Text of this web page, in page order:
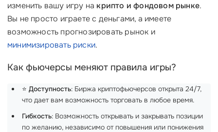
изменить вашу игру на крипто и фондовом рынке.
Вы не просто играете с деньгами, а имеете
возможность прогнозировать рынок и
минимизировать риски.
Как фьючерсы меняют правила игры?
⭐ Доступность: Биржа криптофьючерсов открыта 24/7,
что дает вам возможность торговать в любое время.
Гибкость: Возможность открывать и закрывать позиции
по желанию, независимо от повышения или понижения